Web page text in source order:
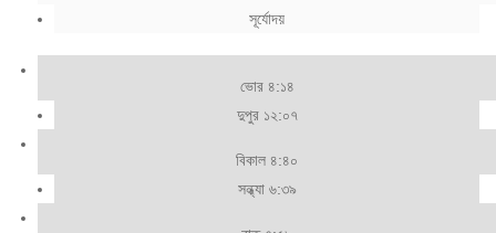
সূর্যোদয়
ভোর ৪:১৪
দুপুর ১২:০৭
বিকাল ৪:৪০
সন্ধ্যা ৬:৩৯